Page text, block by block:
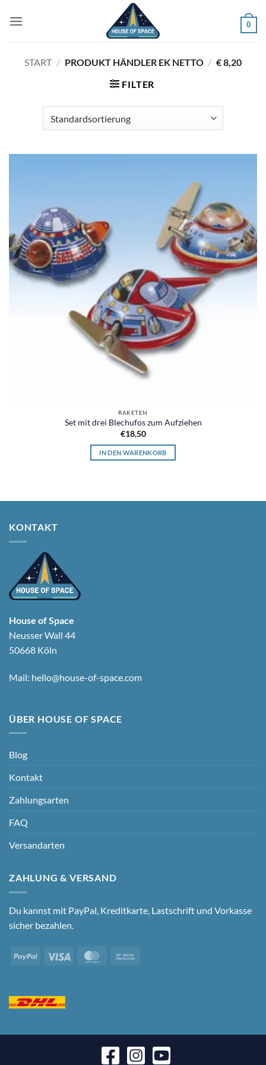
Inhalt
0
START / PRODUKT HÄNDLER EK NETTO / € 8,20
FILTER
RAKETEN
Set mit drei Blechufos zum Aufziehen
€18,50
IN DEN WARENKORB
KONTAKT
House of Space
Neusser Wall 44
50668 Köln
Mail: hello@house-of-space.com
ÜBER HOUSE OF SPACE
Blog
Kontakt
Zahlungsarten
FAQ
Versandarten
ZAHLUNG & VERSAND
Du kannst mit PayPal, Kreditkarte, Lastschrift und Vorkasse
sicher bezahlen.
PayPal Visa MasterCard